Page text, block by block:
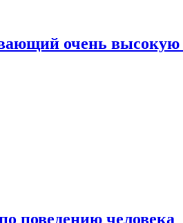
очень
поведению человека